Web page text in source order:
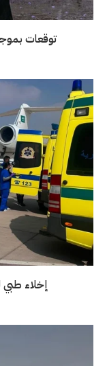
توقعات
إخلاء طبي لـ3 مواطنين من مصر إلى